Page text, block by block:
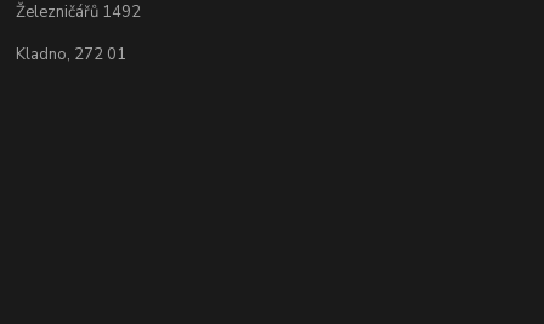
Železničářů 1492
Kladno, 272 01